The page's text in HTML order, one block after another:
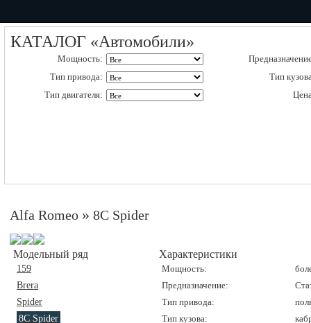
КАТАЛОГ «Автомобили»
Мощность:
Тип привода:
Тип
Тип двигателя:
Alfa Romeo » 8C Spider
Модельный ряд
159
Brera
Spider
8C Spider
Характеристики
Мощность:
Предназначение:
Тип привода:
Тип кузова: